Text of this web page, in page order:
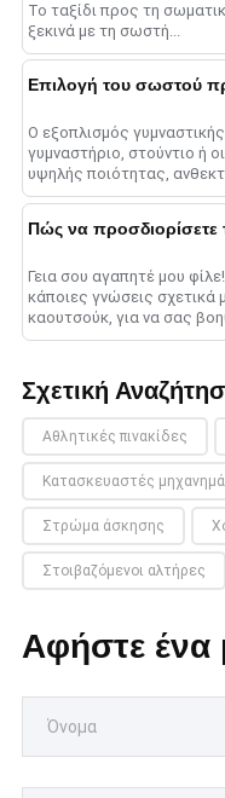
Το ταξίδι προς τη
ξεκινά με τη σωστή...
Ο εξοπλισμός
γυμναστήριο, στούντιο ή
υψηλής ποιότητας,
στις ανάγκες σας είναι
Γεια σου αγαπητέ μου
κάποιες γνώσεις
καουτσούκ, για να σας
εαυτό σας. Ελαστικός
Σχετική
Αθλητικές πινακίδες
Κατασκευαστές
Στρώμα άσκησης
Στοιβαζόμενοι αλτήρες
Αφήστε ένα